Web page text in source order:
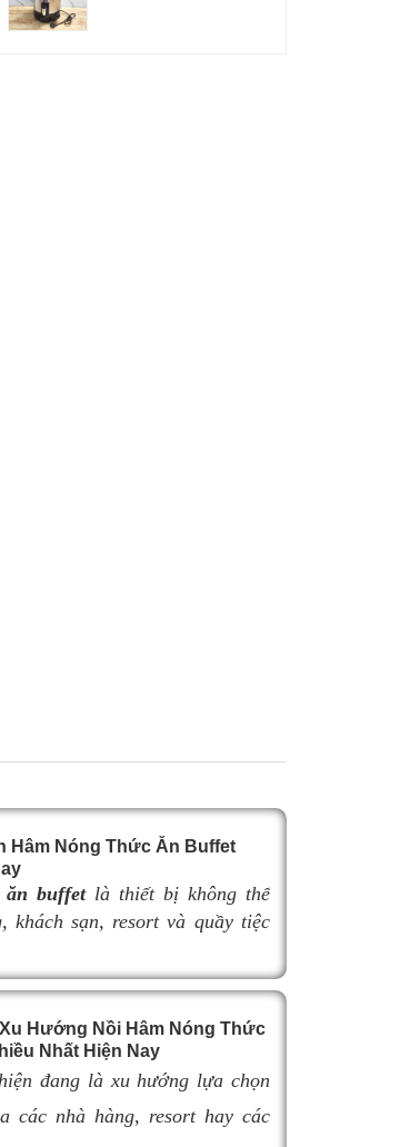
Hâm Nóng Thức Ăn Buffet
buffetlà thiết bị không thể
khách sạn, resort và quầy tiệc
thơm ngon trong suốt thời gian
sang trọng cho khu vực trưng
đèn hâm buffetcó kích thước
giảm hiệu quả giữ nhiệt, ảnh
Hướng Nồi Hâm Nóng Thức
Nhất Hiện Nay
đang là xu hướng lựa chọn
các nhà hàng, resort hay các